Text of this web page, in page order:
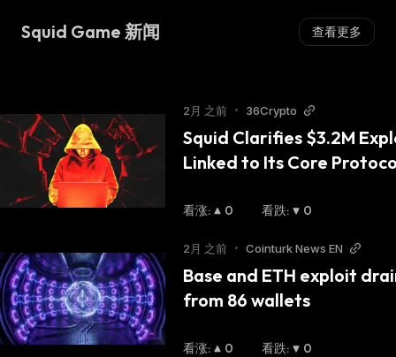
Squid Game 新闻 查看更多
2月 之前 • 36Crypto
Squid Clarifies $3.2M
Linked to Its Core
看涨: 0 看跌: 0
2月 之前 • Cointurk News EN
Base and ETH exploit
from 86 wallets
看涨: 0 看跌: 0